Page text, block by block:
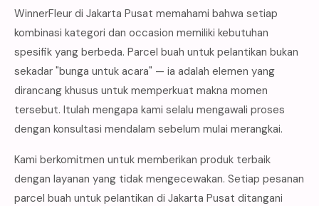
WinnerFleur di Jakarta Pusat memahami bahwa setiap
kombinasi kategori dan occasion memiliki kebutuhan
spesifik yang berbeda. Parcel buah untuk pelantikan bukan
sekadar "bunga untuk acara" — ia adalah elemen yang
dirancang khusus untuk memperkuat makna momen
tersebut. Itulah mengapa kami selalu mengawali proses
dengan konsultasi mendalam sebelum mulai merangkai.
Kami berkomitmen untuk memberikan produk terbaik
dengan layanan yang tidak mengecewakan. Setiap pesanan
parcel buah untuk pelantikan di Jakarta Pusat ditangani